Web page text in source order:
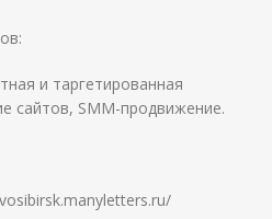
и таргетированная
сайтов, SMM-продвижение.